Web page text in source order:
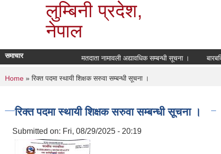
लुम्बिनी प्रदेश,
नेपाल
समाचार मतदाता नामावली अद्यावधिक सम्बन्धी सूचना ।
You are here
Home » रिक्त पदमा स्थायी शिक्षक सरुवा सम्बन्धी सूचना ।
रिक्त पदमा स्थायी शिक्षक सरुवा सम्बन्धी सूचना ।
Submitted on: Fri, 08/29/2025 - 20:19